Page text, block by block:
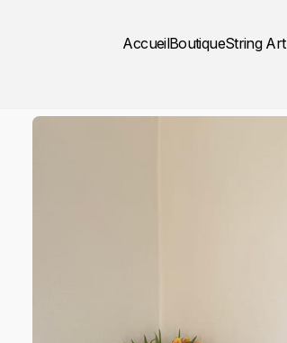
AccueilBoutiqueString Art